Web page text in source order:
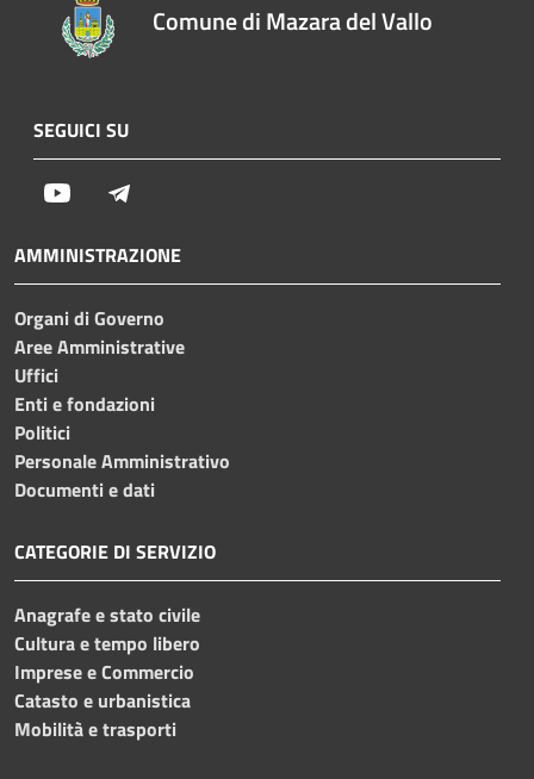
Comune di Mazara del Vallo
SEGUICI SU
Youtube
AMMINISTRAZIONE
Organi di Governo
Aree Amministrative
Uffici
Enti e fondazioni
Politici
Personale Amministrativo
Documenti e dati
CATEGORIE DI SERVIZIO
Anagrafe e stato civile
Cultura e tempo libero
Imprese e Commercio
Catasto e urbanistica
Mobilità e trasporti